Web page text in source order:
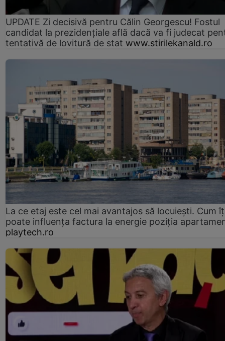
UPDATE Zi decisivă pentru Călin Georgescu! Fostul
candidat la prezidențiale află dacă va fi judecat
tentativă de lovitură de stat www.stirilekanald.ro
La ce etaj este cel mai avantajos să locuiești. Cum
poate influența factura la energie poziția
playtech.ro